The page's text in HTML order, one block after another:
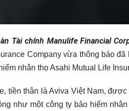
Tài chính Manulife Financial
Company vừa thông báo
nhân thọ Asahi Mutual Life
tiền thân là Aviva Việt Nam,
như một công ty bảo hiểm